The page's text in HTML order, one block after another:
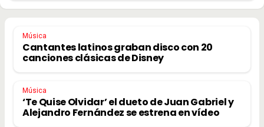
Música
Cantantes latinos graban disco con 20
canciones clásicas de Disney
Música
‘Te Quise Olvidar’ el dueto de Juan Gabriel y
Alejandro Fernández se estrena en vídeo